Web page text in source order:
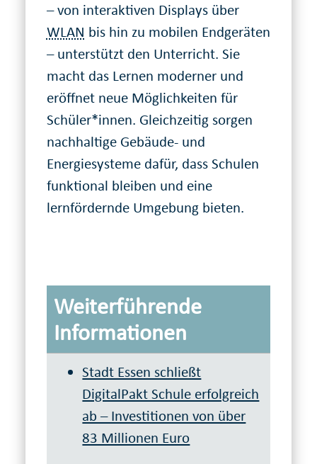
– von interaktiven Displays über
WLAN bis hin zu mobilen Endgeräten
– unterstützt den Unterricht. Sie
macht das Lernen moderner und
eröffnet neue Möglichkeiten für
Schüler*innen. Gleichzeitig sorgen
nachhaltige Gebäude- und
Energiesysteme dafür, dass Schulen
funktional bleiben und eine
lernfördernde Umgebung bieten.
Weiterführende
Informationen
Stadt Essen schließt
DigitalPakt Schule erfolgreich
ab – Investitionen von über
83 Millionen Euro